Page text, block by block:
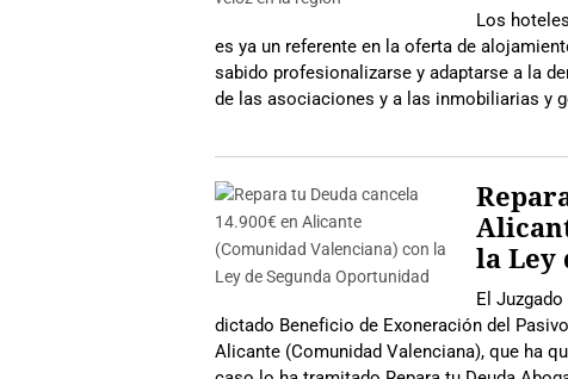
Los
es ya un referente en la oferta de
sabido profesionalizarse y adaptarse a la
de las asociaciones y a las inmobiliarias y
la Ley
El
dictado Beneficio de Exoneración del
Alicante (Comunidad Valenciana), que ha